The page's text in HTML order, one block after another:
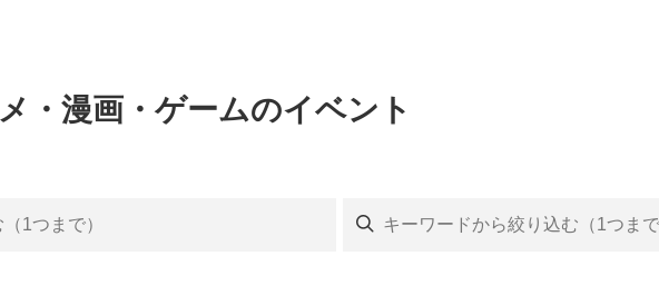
・漫画・ゲームのイベント